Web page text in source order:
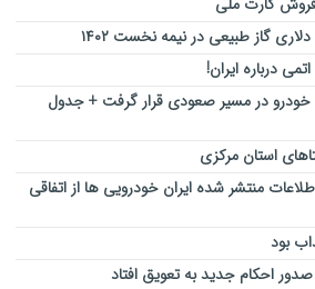
درباره ایران!
در مسیر صعودی قرار گرفت + جدول
استان مرکزی
منتشر شده ایران خودرویی ها از اتفاقی
بود
احکام جدید به تعویق افتاد